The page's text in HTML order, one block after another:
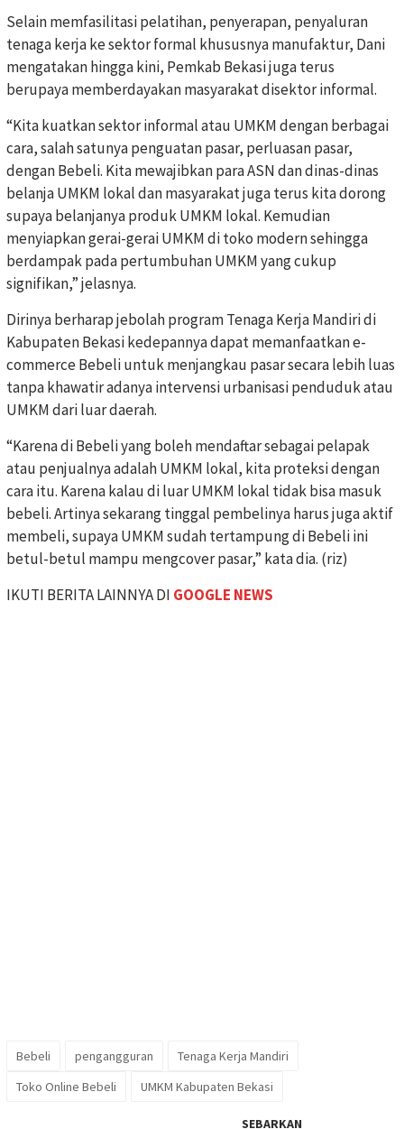
Selain memfasilitasi pelatihan, penyerapan, penyaluran
tenaga kerja ke sektor formal khususnya manufaktur, Dani
mengatakan hingga kini, Pemkab Bekasi juga terus
berupaya memberdayakan masyarakat disektor informal.
“Kita kuatkan sektor informal atau UMKM dengan berbagai
cara, salah satunya penguatan pasar, perluasan pasar,
dengan Bebeli. Kita mewajibkan para ASN dan dinas-dinas
belanja UMKM lokal dan masyarakat juga terus kita dorong
supaya belanjanya produk UMKM lokal. Kemudian
menyiapkan gerai-gerai UMKM di toko modern sehingga
berdampak pada pertumbuhan UMKM yang cukup
signifikan,” jelasnya.
Dirinya berharap jebolah program Tenaga Kerja Mandiri di
Kabupaten Bekasi kedepannya dapat memanfaatkan e-
commerce Bebeli untuk menjangkau pasar secara lebih luas
tanpa khawatir adanya intervensi urbanisasi penduduk atau
UMKM dari luar daerah.
“Karena di Bebeli yang boleh mendaftar sebagai pelapak
atau penjualnya adalah UMKM lokal, kita proteksi dengan
cara itu. Karena kalau di luar UMKM lokal tidak bisa masuk
bebeli. Artinya sekarang tinggal pembelinya harus juga aktif
membeli, supaya UMKM sudah tertampung di Bebeli ini
betul-betul mampu mengcover pasar,” kata dia. (riz)
IKUTI BERITA LAINNYA DI GOOGLE NEWS
Bebeli pengangguran
Tenaga Kerja Mandiri
Toko Online Bebeli
UMKM Kabupaten Bekasi
SEBARKAN